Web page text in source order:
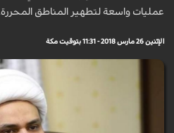
عمليات واسعة لتطهير المناطق المحررة.
الإثنين 26 مارس 2018 - 11:31 بتوقيت مكة